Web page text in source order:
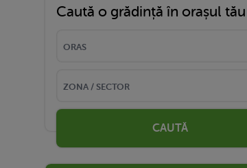
Caută o grădință în orașul tău
CAUTĂ